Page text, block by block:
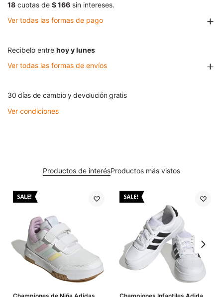
18 cuotas de $ 166 sin intereses.
Ver todas las formas de pago
Recibelo entre hoy y lunes
Ver todas las formas de envíos
30 días de cambio y devolución gratis
Ver condiciones
Productos de interésProductos más vistos